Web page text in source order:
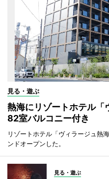
見る・遊ぶ
熱海にリゾートホテル
82室バルコニー付き
リゾートホテル「ヴィラージュ熱
ンドオープンした。
見る・遊ぶ